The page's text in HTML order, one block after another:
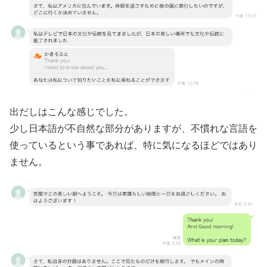
出だしはこんな感じでした。
少し日本語が不自然な部分がありますが、不慣れな言語を
使っているという事であれば、特に気になるほどではあり
ません。